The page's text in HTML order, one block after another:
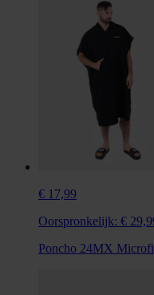
€ 17,99
Oorspronkelijk: €
Poncho 24MX